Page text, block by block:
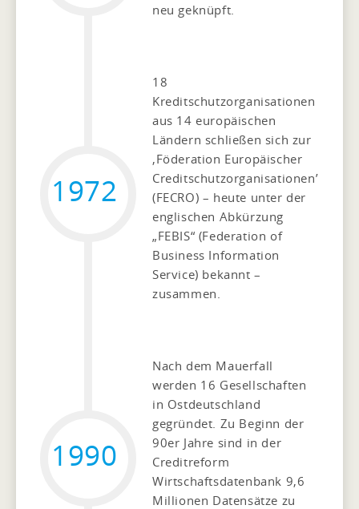
neu geknüpft.
1972
18
Kreditschutzorganisationen
aus 14 europäischen
Ländern schließen sich zur
‚Föderation Europäischer
Creditschutzorganisationen’
(FECRO) – heute unter der
englischen Abkürzung
„FEBIS“ (Federation of
Business Information
Service) bekannt –
zusammen.
1990
Nach dem Mauerfall
werden 16 Gesellschaften
in Ostdeutschland
gegründet. Zu Beginn der
90er Jahre sind in der
Creditreform
Wirtschaftsdatenbank 9,6
Millionen Datensätze zu